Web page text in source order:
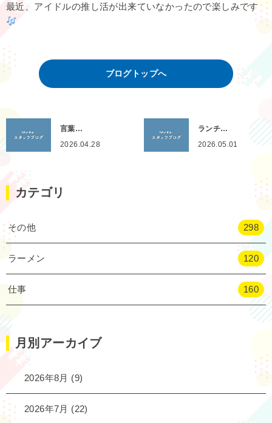
最近、アイドルの推し活が出来ていなかったので楽しみです
ブログトップへ
言葉…
2026.04.28
ランチ…
2026.05.01
カテゴリ
その他 298
ラーメン 120
仕事 160
月別アーカイブ
2026年8月 (9)
2026年7月 (22)